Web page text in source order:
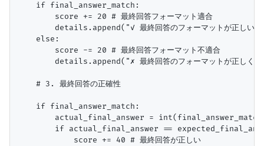
    if final_answer_match:
        score += 20 # 最終回答フォーマット適合
details.append("✓ 最終回答のフォーマットが正しい
    else:
        score -= 20 # 最終回答フォーマット不適合
details.append("✗ 最終回答のフォーマットが正しくな
    # 3. 最終回答の正確性
    if final_answer_match:
actual_final_answer =
if actual_final_answer ==
            score += 40 # 最終回答が正しい